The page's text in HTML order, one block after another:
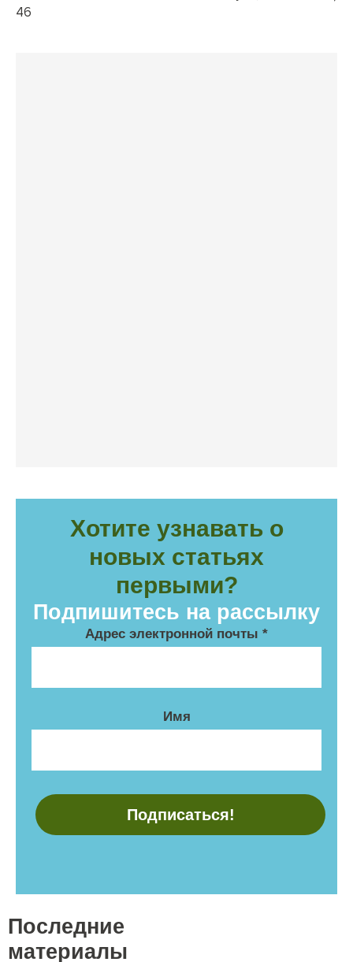
46
Хотите узнавать о
новых статьях
первыми?
Подпишитесь на рассылку
Адрес электронной почты *
Имя
Последние
материалы